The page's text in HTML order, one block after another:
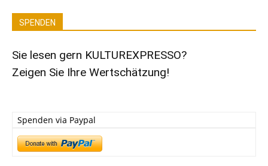
SPENDEN
Sie lesen gern KULTUREXPRESSO?
Zeigen Sie Ihre Wertschätzung!
Spenden via Paypal